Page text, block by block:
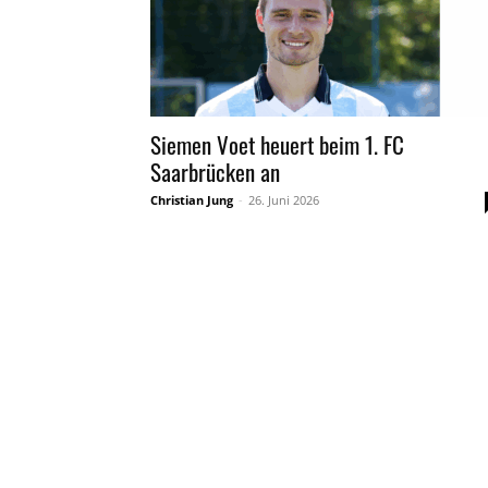
Siemen Voet heuert beim 1. FC
Saarbrücken an
Christian Jung - 26. Juni 2026